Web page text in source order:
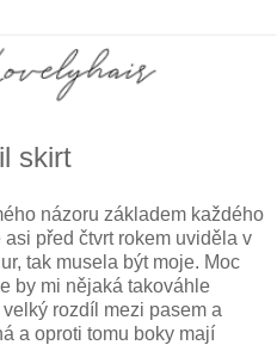
skirt
názoru základem každého
před čtvrt rokem uviděla v
tak musela být moje. Moc
by mi nějaká takováhle
rozdíl mezi pasem a
a oproti tomu boky mají